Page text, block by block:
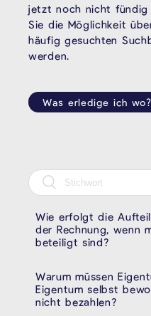
jetzt noch nicht fündig
Sie die Möglichkeit
häufig gesuchten
werden.
Was erledige ich
Wie erfolgt die
der Rechnung, wenn
beteiligt sind?
Warum müssen
Eigentum selbst
nicht bezahlen?